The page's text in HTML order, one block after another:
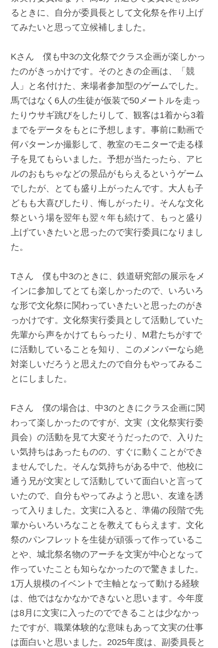
るときに、自分が委員長として文化祭を作り上げ
てみたいと思って立候補しました。
Kさん 僕も中3の文化祭でクラス企画が楽しかっ
たのがきっかけです。そのときの企画は、「競
人」と名付けた、来場者参加型のゲームでした。
馬ではなく6人の生徒が仮装で50メートルを走っ
たりウサギ跳びをしたりして、観客は1着から3着
までをデータをもとに予想します。事前に動画で
何パターンか撮影して、教室のモニターで走る様
子を見てもらいました。予想が当たったら、アヒ
ルのおもちゃなどの景品がもらえるというゲーム
でしたが、とても盛り上がったんです。大人も子
どもも大喜びしたり、悔しがったり。そんな文化
祭という場を翌年も翌々年も続けて、もっと盛り
上げていきたいと思ったので実行委員になりまし
た。
Tさん 僕も中3のときに、鉄道研究部の展示をメ
インに参加してとても楽しかったので、いろいろ
な形で文化祭に関わっていきたいと思ったのがき
っかけです。文化祭実行委員として活動していた
先輩から声をかけてもらったり、M君たちがすで
に活動していることを知り、このメンバーなら絶
対楽しいだろうと思えたので自分もやってみるこ
とにしました。
Fさん 僕の場合は、中3のときにクラス企画に関
わって楽しかったのですが、文実（文化祭実行委
員会）の活動を見て大変そうだったので、入りた
い気持ちはあったものの、すぐに動くことができ
ませんでした。そんな気持ちがある中で、他校に
通う兄が文実として活動していて面白いと言って
いたので、自分もやってみようと思い、友達を誘
って入りました。文実に入ると、準備の段階で先
輩からいろいろなことを教えてもらえます。文化
祭のパンフレットを生徒が頑張って作っているこ
とや、城北祭名物のアーチを文実が中心となって
作っていたことも知らなかったので驚きました。
1万人規模のイベントで主軸となって動ける経験
は、他ではなかなかできないと思います。今年度
は8月に文実に入ったのでできることは少なかっ
たですが、職業体験的な意味もあって文実の仕事
は面白いと思いました。2025年度は、副委員長と